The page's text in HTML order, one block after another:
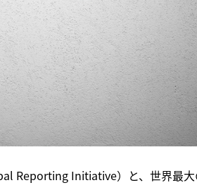
Reporting Initiative）と、世界最